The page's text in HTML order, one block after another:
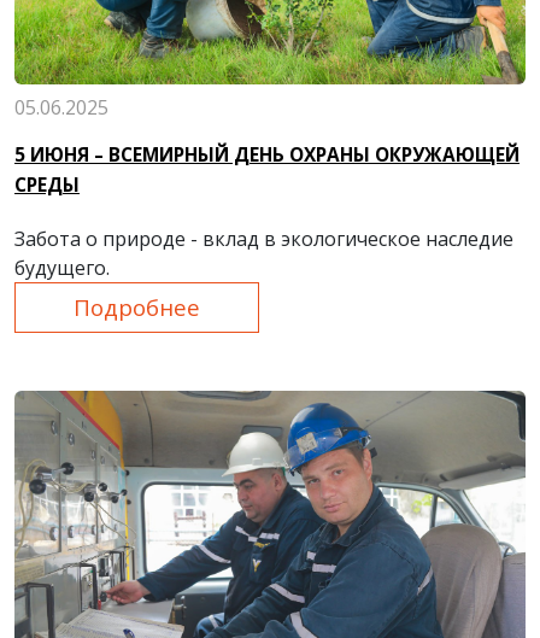
05.06.2025
5 ИЮНЯ – ВСЕМИРНЫЙ ДЕНЬ ОХРАНЫ ОКРУЖАЮЩЕЙ
СРЕДЫ
Забота о природе - вклад в экологическое наследие
будущего.
Подробнее